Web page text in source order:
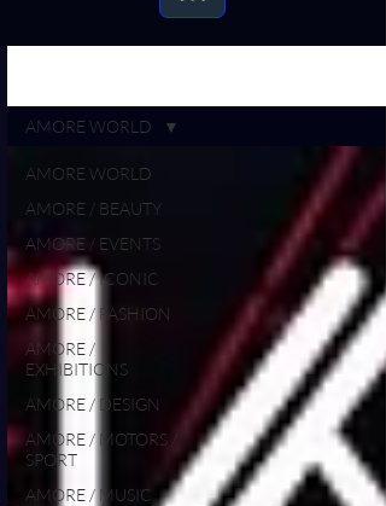
AMORE WORLD
AMORE / BEAUTY
AMORE / EVENTS
AMORE / ICONIC
AMORE / FASHION
AMORE /
EXHIBITIONS
AMORE / DESIGN
AMORE / MOTORS /
SPORT
AMORE / MUSIC
AMORE WORLD